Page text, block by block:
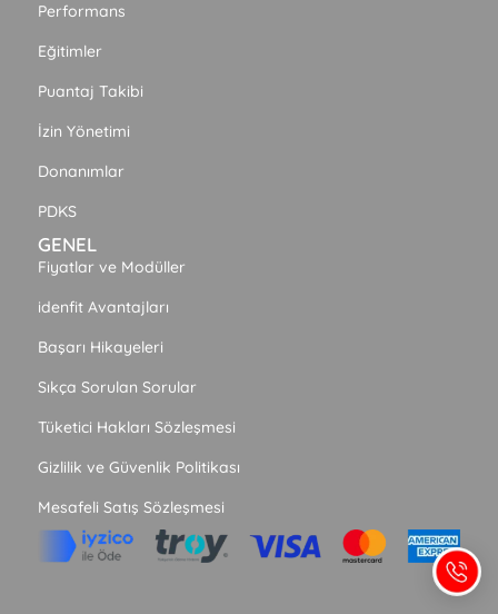
Performans
Eğitimler
Puantaj Takibi
İzin Yönetimi
Donanımlar
PDKS
GENEL
Fiyatlar ve Modüller
idenfit Avantajları
Başarı Hikayeleri
Sıkça Sorulan Sorular
Tüketici Hakları Sözleşmesi
Gizlilik ve Güvenlik Politikası
Mesafeli Satış Sözleşmesi